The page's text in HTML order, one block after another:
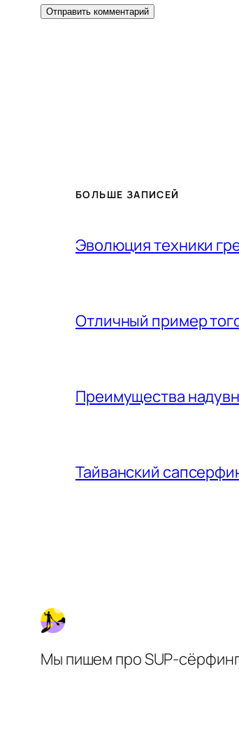
БОЛЬШЕ ЗАПИСЕЙ
Эволюция техники
Отличный пример
Преимущества
Тайванский
Мы пишем про SUP-